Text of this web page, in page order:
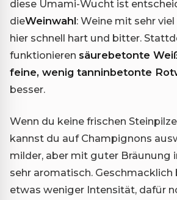
diese Umami-Wucht ist
dieWeinwahl: Weine mit sehr
hier schnell hart und bitter.
funktionieren säurebetonte
feine, wenig tanninbetonte
besser.
Wenn du keine frischen
kannst du auf Champignons
milder, aber mit guter Bräunung
sehr aromatisch. Geschmacklich
etwas weniger Intensität, dafür